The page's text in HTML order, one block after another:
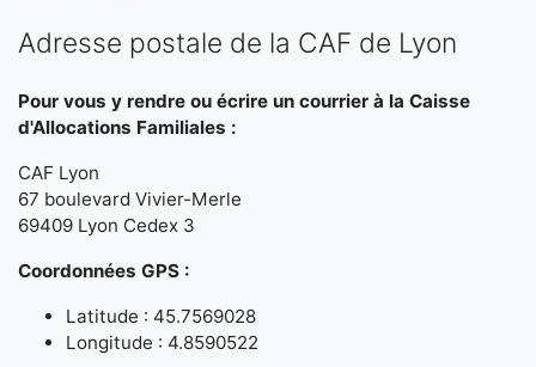
Adresse postale de la CAF de Lyon
Pour vous y rendre ou écrire un courrier à la Caisse
d'Allocations Familiales :
CAF Lyon
67 boulevard Vivier-Merle
69409 Lyon Cedex 3
Coordonnées GPS :
Latitude : 45.7569028
Longitude : 4.8590522